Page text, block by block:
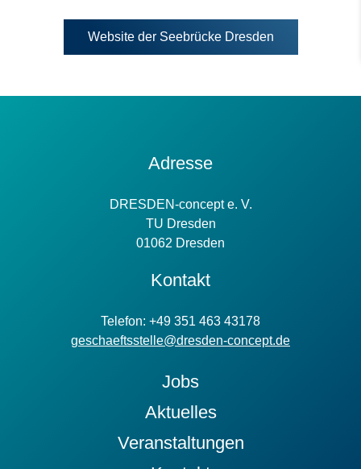
Website der Seebrücke DresdenÖffnet
in
Tab
Adresse
DRESDEN-concept e. V.
TU Dresden
01062 Dresden
Kontakt
Telefon: +49 351 463 43178
geschaeftsstelle@dresden-concept.de
Jobs
Aktuelles
Veranstaltungen